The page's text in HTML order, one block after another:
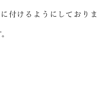
付けるようにしておりま